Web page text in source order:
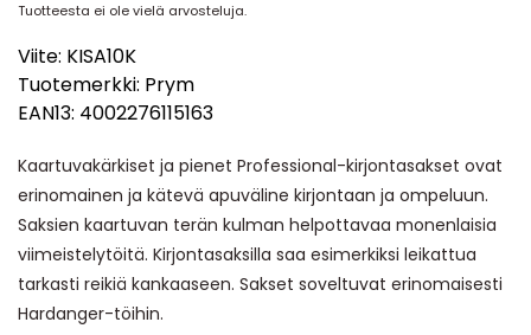
Tuotteesta ei ole vielä arvosteluja.
Viite: KISA10K
Tuotemerkki: Prym
EAN13: 4002276115163
Kaartuvakärkiset ja pienet Professional-kirjontasakset ovat
erinomainen ja kätevä apuväline kirjontaan ja ompeluun.
Saksien kaartuvan terän kulman helpottavaa monenlaisia
viimeistelytöitä. Kirjontasaksilla saa esimerkiksi leikattua
tarkasti reikiä kankaaseen. Sakset soveltuvat erinomaisesti
Hardanger-töihin.